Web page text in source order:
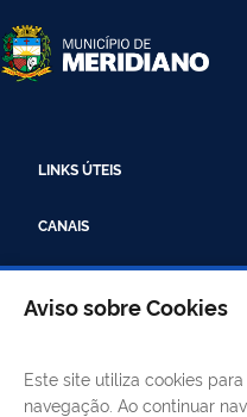
LINKS ÚTEIS
CANAIS
REDES SOCIAIS
Facebook
Twitter
LinkedIn
Instagram
Youtube
Aviso sobre Cookies
Este site utiliza cookies
navegação. Ao continuar